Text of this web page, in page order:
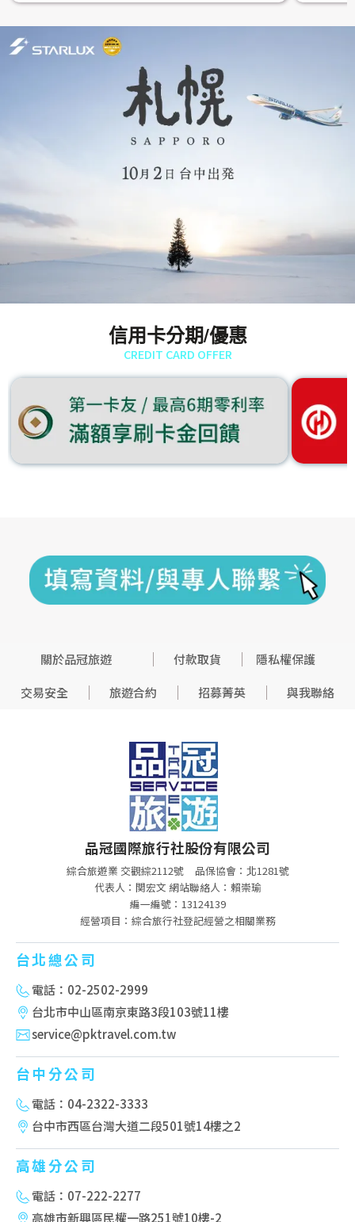
信用卡分期/優惠
CREDIT CARD OFFER
關於品冠旅遊 付款取貨
隱私權保護
交易安全
旅遊合約 招募菁英 與我聯絡
品冠國際旅行社股份有限公司
綜合旅遊業 交觀綜2112號
品保協會：北1281號
代表人：関宏文 網站聯絡人：賴崇瑜
編一編號：13124139
經營項目：綜合旅行社登記經營之相關業務
台北總公司
電話：02-2502-2999
台北市中山區南京東路3段103號11樓
service@pktravel.com.tw
台中分公司
電話：04-2322-3333
台中市西區台灣大道二段501號14樓之2
高雄分公司
電話：07-222-2277
高雄市新興區民權一路251號10樓-2